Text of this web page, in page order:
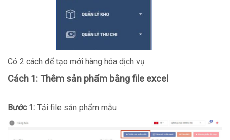
Có 2 cách để tạo mới hàng hóa dịch vụ
Cách 1: Thêm sản phẩm bằng file excel
Bước 1: Tải file sản phẩm mẫu